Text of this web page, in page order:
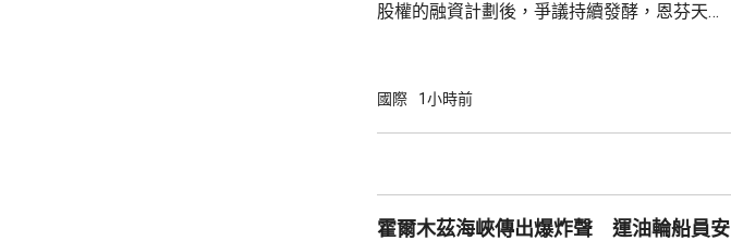
股權的融資計劃後，爭議持續發酵，恩芬天奴
長達7小時，恩芬天奴發言時承認錯誤及道
出售賽事股權的計劃是犯下錯誤，相關程序本
應以不同的方式處理，強調無意將國際足協
國際 1小時前
霍爾木茲海峽傳出爆炸聲 運油輪船員安